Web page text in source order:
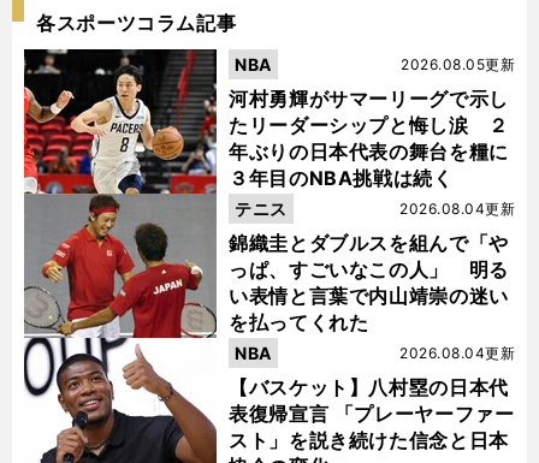
各スポーツコラム記事
河村勇輝がサマーリーグで示し
たリーダーシップと悔し涙 ２
年ぶりの日本代表の舞台を糧に
３年目のNBA挑戦は続く
2026.08.05更新
NBA
錦織圭とダブルスを組んで「や
っぱ、すごいなこの人」 明る
い表情と言葉で内山靖崇の迷い
を払ってくれた
2026.08.04更新
テニス
【バスケット】八村塁の日本代
表復帰宣言 「プレーヤーファー
スト」を説き続けた信念と日本
2026.08.04更新
NBA